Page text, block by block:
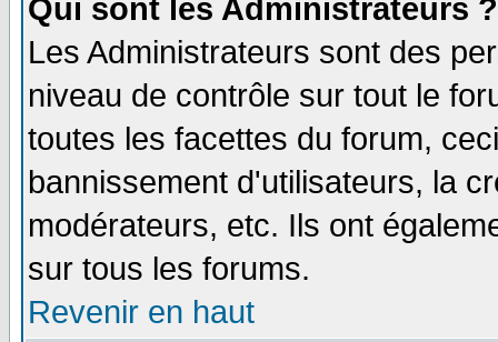
Qui sont les Administrateurs ?
Les Administrateurs sont des
niveau de contrôle sur tout le
toutes les facettes du forum,
bannissement d'utilisateurs, la
modérateurs, etc. Ils ont
sur tous les forums.
Revenir en haut